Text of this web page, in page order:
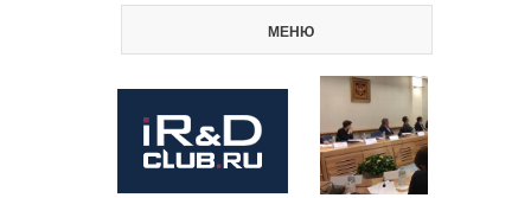
МЕНЮ